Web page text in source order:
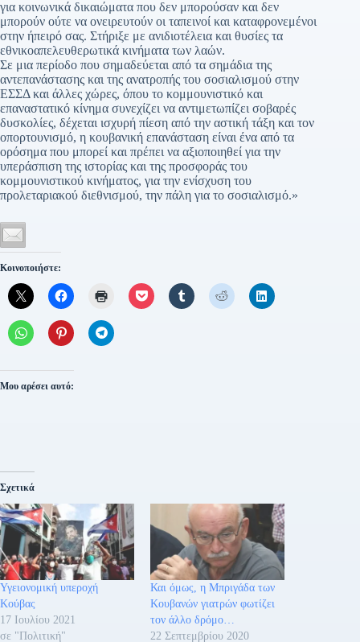
για κοινωνικά δικαιώματα που δεν μπορούσαν και δεν
μπορούν ούτε να ονειρευτούν οι ταπεινοί και καταφρονεμένοι
στην ήπειρό σας. Στήριξε με ανιδιοτέλεια και θυσίες τα
εθνικοαπελευθερωτικά κινήματα των λαών.
Σε μια περίοδο που σημαδεύεται από τα σημάδια της
αντεπανάστασης και της ανατροπής του σοσιαλισμού στην
ΕΣΣΔ και άλλες χώρες, όπου το κομμουνιστικό και
επαναστατικό κίνημα συνεχίζει να αντιμετωπίζει σοβαρές
δυσκολίες, δέχεται ισχυρή πίεση από την αστική τάξη και τον
οπορτουνισμό, η κουβανική επανάσταση είναι ένα από τα
ορόσημα που μπορεί και πρέπει να αξιοποιηθεί για την
υπεράσπιση της ιστορίας και της προσφοράς του
κομμουνιστικού κινήματος, για την ενίσχυση του
προλεταριακού διεθνισμού, την πάλη για το σοσιαλισμό.»
Κοινοποιήστε:
Μου αρέσει αυτό:
Σχετικά
Υγειονομική υπεροχή
Κούβας
17 Ιουλίου 2021
σε "Πολιτική"
Και όμως, η Μπριγάδα των
Κουβανών γιατρών φωτίζει
τον άλλο δρόμο…
22 Σεπτεμβρίου 2020